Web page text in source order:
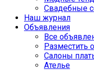
Свадебные
Наш журнал
Объявления
Все
Разместить
Салоны
Ателье